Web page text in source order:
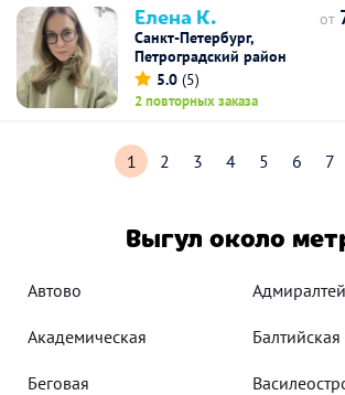
Елена К.
Санкт-Петербург,
Петроградский район
5.0 (5)
2 повторных заказа
от
1 2 3 4 5 6 7
Выгул около
Автово
Академическая Балтийская
Беговая